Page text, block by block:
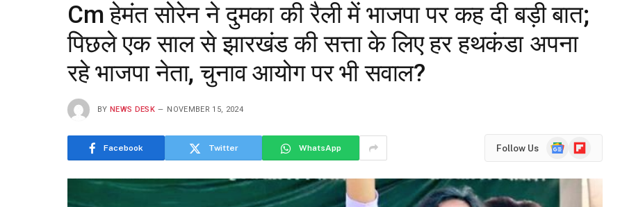
Cm हेमंत सोरेन ने दुमका की रैली में भाजपा पर कह दी बड़ी बात;
पिछले एक साल से झारखंड की सत्ता के लिए हर हथकंडा अपना
रहे भाजपा नेता, चुनाव आयोग पर भी सवाल?
BY NEWS DESK NOVEMBER 15, 2024
Facebook Twitter WhatsApp Follow Us
GoogleFlipboard